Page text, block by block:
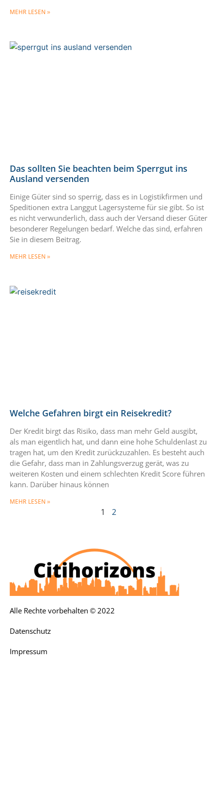
MEHR LESEN »
Das sollten Sie beachten beim Sperrgut ins
Ausland versenden
Einige Güter sind so sperrig, dass es in Logistikfirmen und
Speditionen extra Langgut Lagersysteme für sie gibt. So ist
es nicht verwunderlich, dass auch der Versand dieser Güter
besonderer Regelungen bedarf. Welche das sind, erfahren
Sie in diesem Beitrag.
MEHR LESEN »
Welche Gefahren birgt ein Reisekredit?
Der Kredit birgt das Risiko, dass man mehr Geld ausgibt,
als man eigentlich hat, und dann eine hohe Schuldenlast zu
tragen hat, um den Kredit zurückzuzahlen. Es besteht auch
die Gefahr, dass man in Zahlungsverzug gerät, was zu
weiteren Kosten und einem schlechten Kredit Score führen
kann. Darüber hinaus können
MEHR LESEN »
1 2
Alle Rechte vorbehalten © 2022
Datenschutz
Impressum